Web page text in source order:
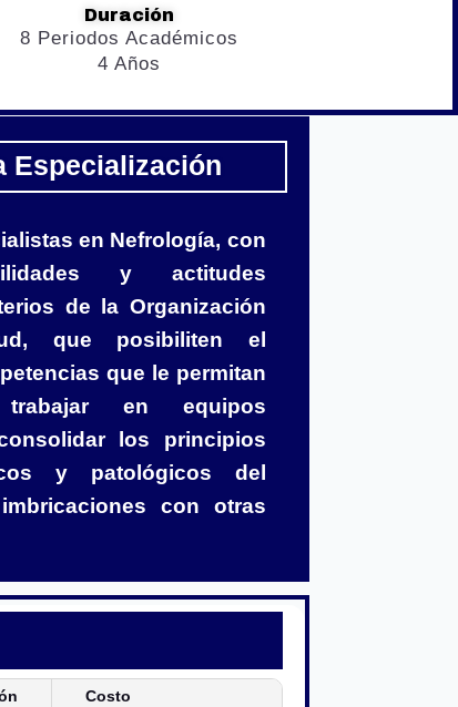
Duración
8 Periodos Académicos
4 Años
Especialización
en Nefrología, con
y actitudes
de la Organización
que posibiliten el
que le permitan
en equipos
los principios
y patológicos del
con otras
Costo